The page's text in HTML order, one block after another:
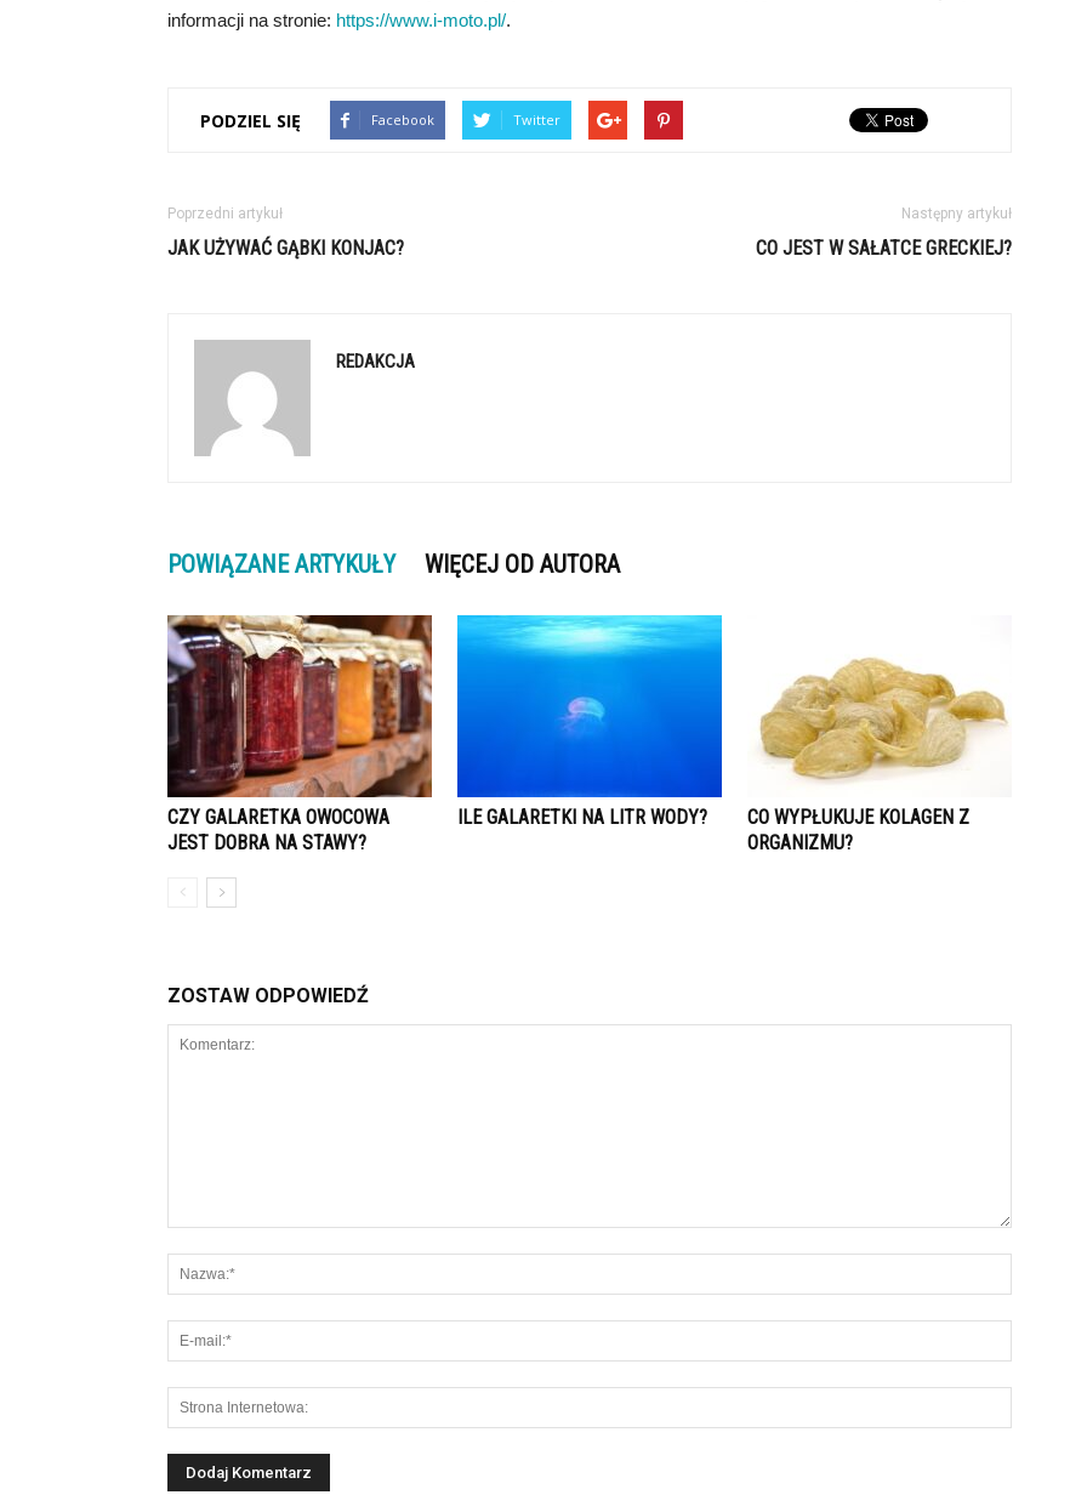
informacji na stronie: https://www.i-moto.pl/.
PODZIEL SIĘ Facebook Twitter
Poprzedni artykuł
JAK UŻYWAĆ GĄBKI KONJAC?
Następny artykuł
CO JEST W SAŁATCE GRECKIEJ?
REDAKCJA
POWIĄZANE ARTYKUŁY WIĘCEJ OD AUTORA
CZY GALARETKA OWOCOWA
JEST DOBRA NA STAWY?
ILE GALARETKI NA LITR WODY?
CO WYPŁUKUJE KOLAGEN Z
ORGANIZMU?
ZOSTAW ODPOWIEDŹ